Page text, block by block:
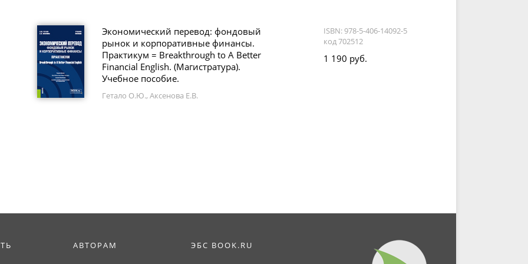
Экономический перевод: фондовый
рынок и корпоративные финансы.
Практикум = Breakthrough to A Better
Financial English. (Магистратура).
Учебное пособие.
Гетало О.Ю., Аксенова Е.В.
ISBN: 978-5-406-14092-5
код 702512
1 190 руб.
АВТОРАМ ЭБС BOOK.RU